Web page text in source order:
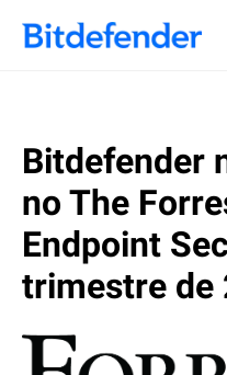
Bitdefender
no The
Endpoint
trimestre de